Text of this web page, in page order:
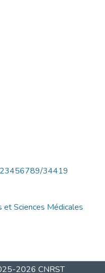
34419
et Sciences Médicales
2026 CNRST